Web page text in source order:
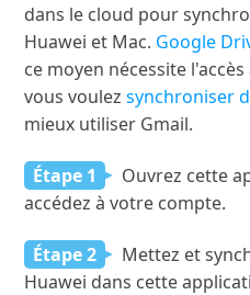
dans le cloud pour
Huawei et Mac. Google
ce moyen nécessite
vous voulezsynchroniser
mieux utiliser Gmail.
Étape 1
Ouvrez cette
accédez à votre compte.
Étape 2
Mettez et
Huawei dans cette